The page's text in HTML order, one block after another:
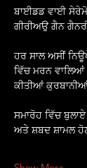
ਬਾਈਡਡ ਵਾਈ
ਗੀਰੀਅਉ ਗੈਨ
ਹਰ ਸਾਲ ਅਸੀਂ
ਵਿੱਚ ਮਰਨ
ਕੀਤੀਆਂ
ਸਮਾਰੋਹ ਵਿੱਚ
ਅਤੇ ਸ਼ਬਦ ਸ਼ਾਮਲ